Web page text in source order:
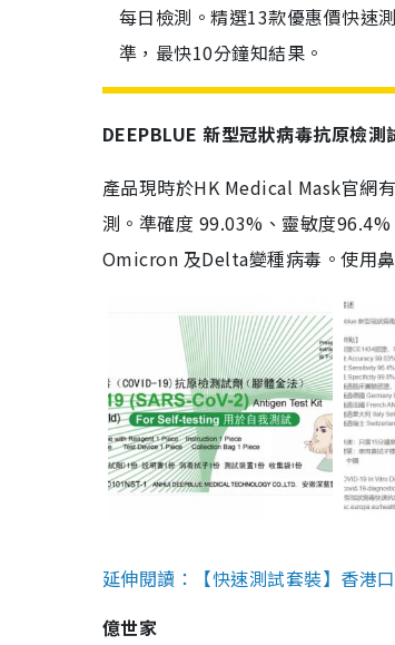
每日檢測。精選13款優惠價快速
準，最快10分鐘知結果。
DEEPBLUE 新型冠狀病毒抗原檢測
產品現時於HK Medical Mask官網
測。準確度 99.03%、靈敏度
Omicron 及Delta變種病毒。使用
延伸閱讀：【快速測試套裝】香港
億世家